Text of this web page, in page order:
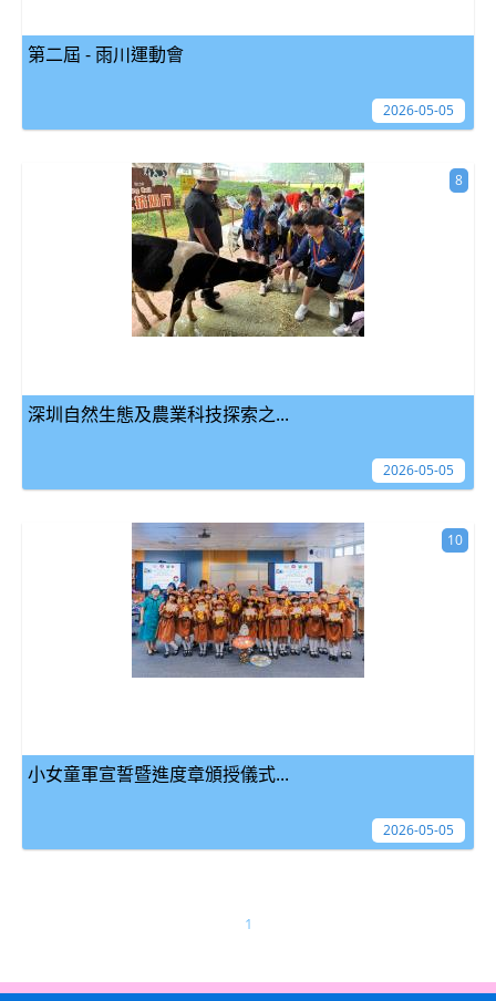
第二屆 - 雨川運動會
2026-05-05
深圳自然生態及農業科技探索之...
8
2026-05-05
小女童軍宣誓暨進度章頒授儀式...
10
2026-05-05
1